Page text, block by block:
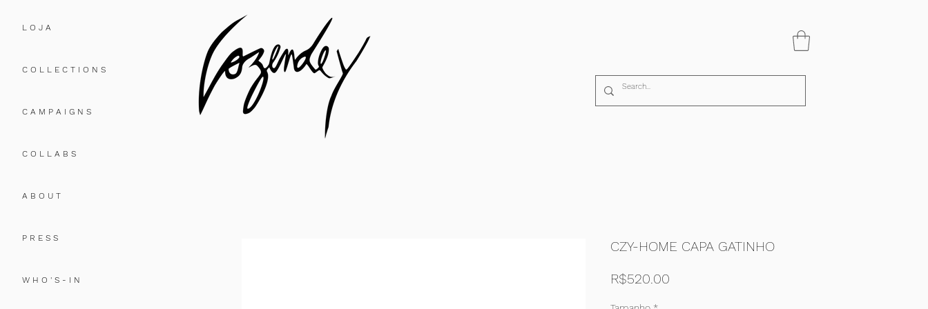
L O J A
C O L L E C T I O N S
C A M P A I G N S
C O L L A B S
A B O U T
P R E S S
W H O ' S - I N
CZY-HOME CAPA GATINHO
R$520.00Price